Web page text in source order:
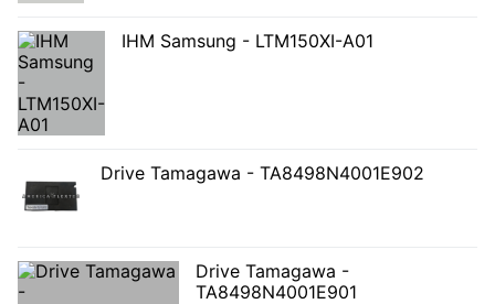
IHM Samsung - LTM150XI-A01
Drive Tamagawa - TA8498N4001E902
Drive Tamagawa -
TA8498N4001E901